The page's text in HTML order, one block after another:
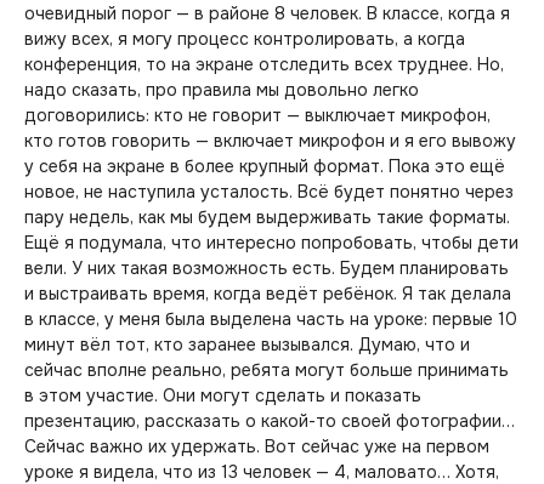
очевидный порог — в районе 8 человек. В классе, когда я
вижу всех, я могу процесс контролировать, а когда
конференция, то на экране отследить всех труднее. Но,
надо сказать, про правила мы довольно легко
договорились: кто не говорит — выключает микрофон,
кто готов говорить — включает микрофон и я его вывожу
у себя на экране в более крупный формат. Пока это ещё
новое, не наступила усталость. Всё будет понятно через
пару недель, как мы будем выдерживать такие форматы.
Ещё я подумала, что интересно попробовать, чтобы дети
вели. У них такая возможность есть. Будем планировать
и выстраивать время, когда ведёт ребёнок. Я так делала
в классе, у меня была выделена часть на уроке: первые 10
минут вёл тот, кто заранее вызывался. Думаю, что и
сейчас вполне реально, ребята могут больше принимать
в этом участие. Они могут сделать и показать
презентацию, рассказать о какой-то своей фотографии…
Сейчас важно их удержать. Вот сейчас уже на первом
уроке я видела, что из 13 человек — 4, маловато… Хотя,